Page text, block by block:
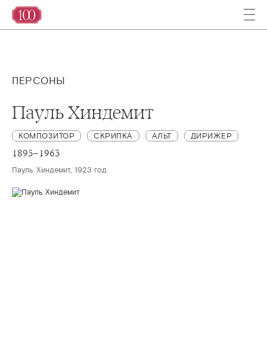
ПЕРСОНЫ
Пауль Хиндемит
КОМПОЗИТОР СКРИПКА АЛЬТ ДИРИЖЕР
1895–1963
Пауль Хиндемит, 1923 год